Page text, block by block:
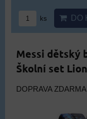
ks DO
Messi dětský
Školní set
DOPRAVA ZDARMA